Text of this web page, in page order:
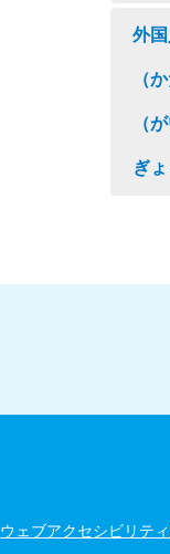
外
（
（
ぎ
ウェブアクセシビリテ